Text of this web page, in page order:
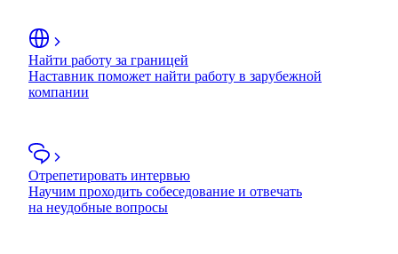
Найти работу за границей
Наставник поможет найти работу в зарубежной
компании
Отрепетировать интервью
Научим проходить собеседование и отвечать
на неудобные вопросы